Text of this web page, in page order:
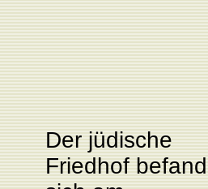
Der jüdische
Friedhof befand